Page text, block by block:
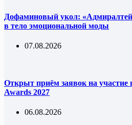
Дофаминовый укол:
в тело эмоциональной моды
07.08.2026
Открыт приём заявок на участие
Awards 2027
06.08.2026